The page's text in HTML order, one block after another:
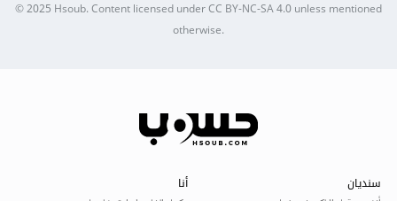
© 2025 Hsoub.Content licensed underCC BY-NC-SA 4.0unless mentioned
otherwise.